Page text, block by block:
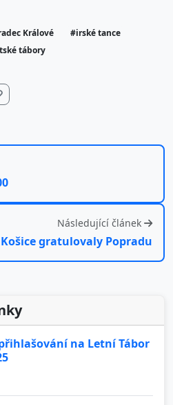
Králové
#irské tance
tábory
Následující článek
gratulovaly Popradu
na Letní Tábor